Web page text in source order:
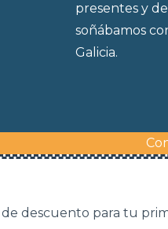
presentes y
soñábamos
Galicia.
de descuento para tu